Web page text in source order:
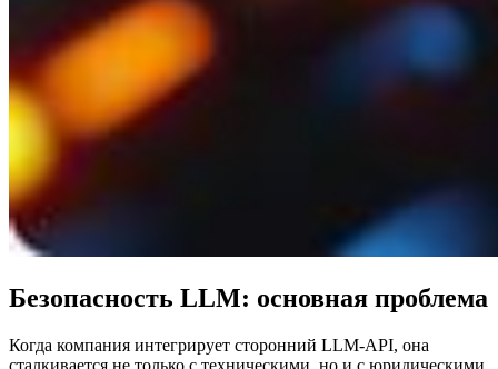
Безопасность LLM: основная проблема
Когда компания интегрирует сторонний LLM-API, она
сталкивается не только с техническими, но и с юридическими